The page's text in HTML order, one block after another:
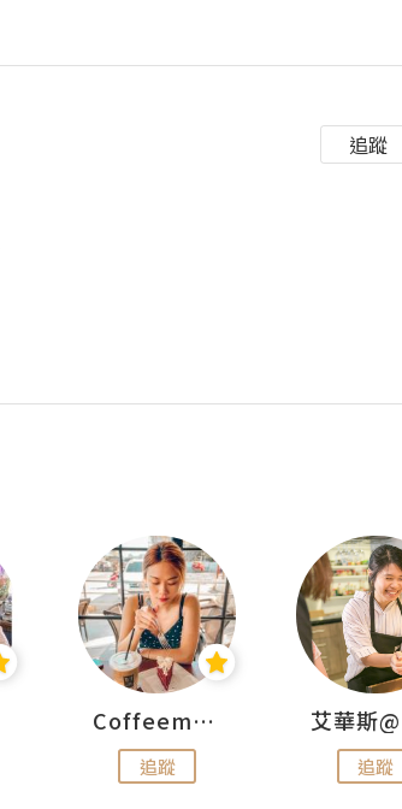
追蹤
Coffeemeetjojo
追蹤 追蹤